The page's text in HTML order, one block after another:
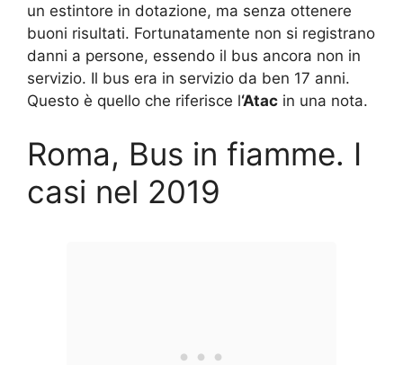
un estintore in dotazione, ma senza ottenere
buoni risultati. Fortunatamente non si registrano
danni a persone, essendo il bus ancora non in
servizio. Il bus era in servizio da ben 17 anni.
Questo è quello che riferisce l‘Atac in una nota.
Roma, Bus in fiamme. I
casi nel 2019